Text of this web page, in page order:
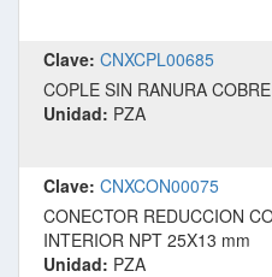
Clave: CNXCPL00685
COPLE SIN RANURA
Unidad: PZA
Clave: CNXCON00075
CONECTOR REDUCCION
INTERIOR NPT 25X13 mm
Unidad: PZA